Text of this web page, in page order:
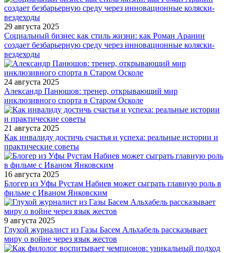
29 августа 2025
Социальный бизнес как стиль жизни: как Роман Аранин
создает безбарьерную среду через инновационные коляски-
вездеходы
24 августа 2025
Александр Панюшов: тренер, открывающий мир
инклюзивного спорта в Старом Осколе
21 августа 2025
Как инвалиду достичь счастья и успеха: реальные истории и
практические советы
16 августа 2025
Блогер из Уфы Рустам Набиев может сыграть главную роль в
фильме с Иваном Янковским
9 августа 2025
Глухой журналист из Газы Басем Альхабель рассказывает
миру о войне через язык жестов